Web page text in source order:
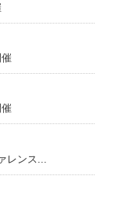
催
催
レンス...